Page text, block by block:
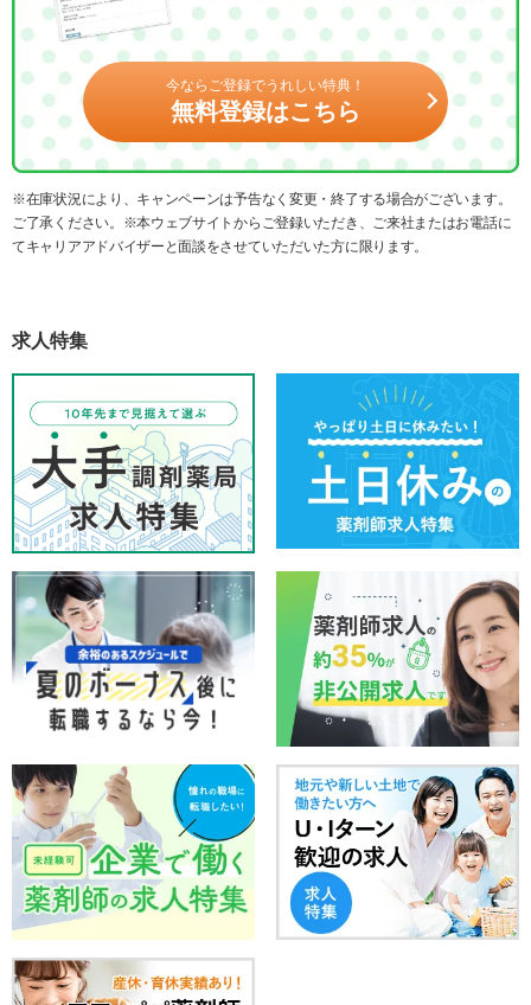
今ならご登録でうれしい特典！
無料登録はこちら
※在庫状況により、キャンペーンは予告なく変更・終了する場合がございます。
ご了承ください。※本ウェブサイトからご登録いただき、ご来社またはお電話に
てキャリアアドバイザーと面談をさせていただいた方に限ります。
求人特集